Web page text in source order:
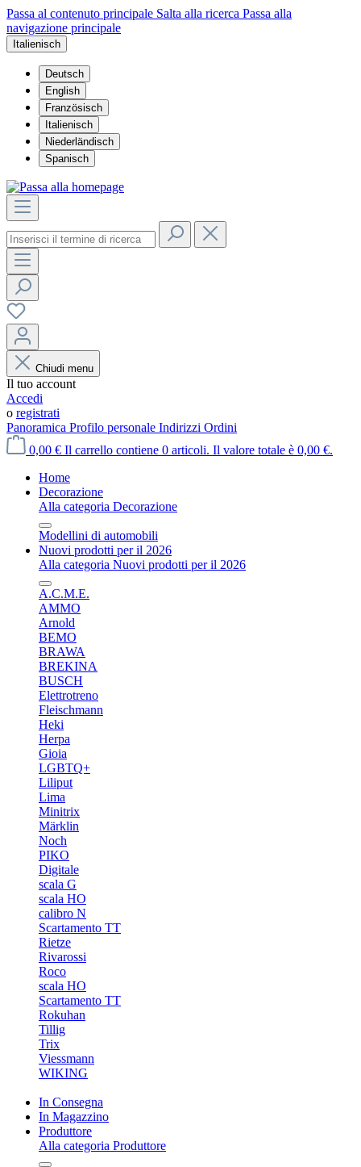
Passa al contenuto principale Salta alla ricerca Passa alla
navigazione principale
Italienisch
Deutsch
English
Französisch
Italienisch
Niederländisch
Spanisch
Chiudi menu
Il tuo account
Accedi
o registrati
Panoramica Profilo personale Indirizzi Ordini
0,00 € Il carrello contiene 0 articoli. Il valore totale è 0,00 €.
Home
Decorazione
Alla categoria Decorazione
Modellini di automobili
Nuovi prodotti per il 2026
Alla categoria Nuovi prodotti per il 2026
A.C.M.E.
AMMO
Arnold
BEMO
BRAWA
BREKINA
BUSCH
Elettrotreno
Fleischmann
Heki
Herpa
Gioia
LGBTQ+
Liliput
Lima
Minitrix
Märklin
Noch
PIKO
Digitale
scala G
scala HO
calibro N
Scartamento TT
Rietze
Rivarossi
Roco
scala HO
Scartamento TT
Rokuhan
Tillig
Trix
Viessmann
WIKING
In Consegna
In Magazzino
Produttore
Alla categoria Produttore